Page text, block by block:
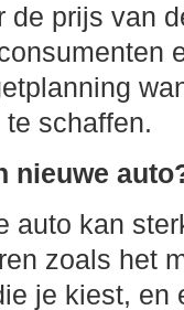
de prijs van
schaffen.
nieuwe
auto kan
zoals het
je kiest, en